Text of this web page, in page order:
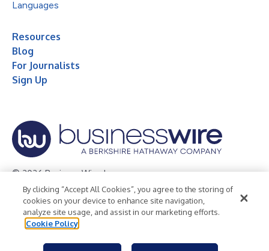
Languages
Resources
Blog
For Journalists
Sign Up
© 2026 Business Wire, Inc.
Privacy Policy Cookie Policy
Accessibility Statement
Terms of Use
Legal
By clicking “Accept All Cookies”, you agree to the storing of
cookies on your device to enhance site navigation,
analyze site usage, and assist in our marketing efforts.
Cookie Policy